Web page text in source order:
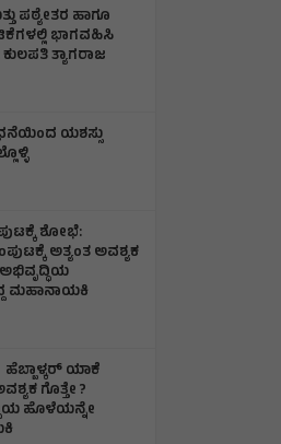
ಪಠ್ಯೇತರ ಹಾಗೂ
ಭಾಗವಹಿಸಿ
ಕುಲಪತಿ ತ್ಯಾಗರಾಜ
ಯಶಸ್ಸು
ಶೋಭೆ:
ಅತ್ಯಂತ ಅವಶ್ಯಕ
ಅಭಿವೃದ್ಧಿಯ
ಮಹಾನಾಯಕಿ
ಹೆಬ್ಬಾಳ್ಕರ್ ಯಾಕೆ
ಗೊತ್ತೇ ?
ಹೊಳೆಯನ್ನೇ